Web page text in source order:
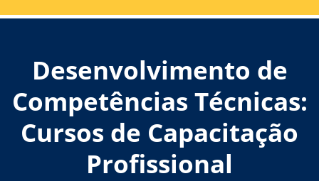
Desenvolvimento de
Competências Técnicas:
Cursos de Capacitação
Profissional